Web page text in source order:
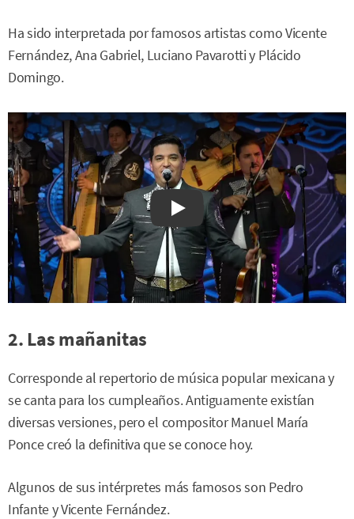
Ha sido interpretada por famosos artistas como Vicente
Fernández, Ana Gabriel, Luciano Pavarotti y Plácido
Domingo.
Watch on YouTube
2. Las mañanitas
Corresponde al repertorio de música popular mexicana y
se canta para los cumpleaños. Antiguamente existían
diversas versiones, pero el compositor Manuel María
Ponce creó la definitiva que se conoce hoy.
Algunos de sus intérpretes más famosos son Pedro
Infante y Vicente Fernández.